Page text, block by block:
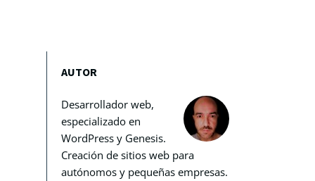
AUTOR
Desarrollador web,
especializado en
WordPress y Genesis.
Creación de sitios web para
autónomos y pequeñas empresas.